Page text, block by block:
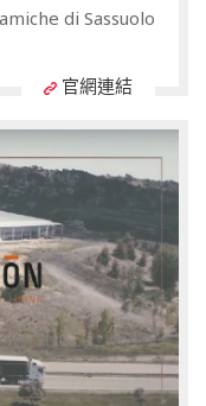
di Sassuolo
，一直以來都自豪
致追求，提供兼
面裝飾，以及白色
和戶外空間，旨在
令人驚豔的個性空
間。了解
官網連結